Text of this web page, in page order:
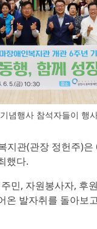
념행사 참석자들이 행
지관(관장 정헌주)
했다.
민, 자원봉사자, 후
온 발자취를 돌아보